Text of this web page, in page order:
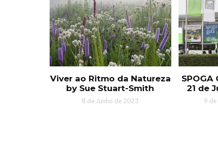
Viver ao Ritmo da Natureza
by Sue Stuart-Smith
8 de Junho de 2023
SPOGA
21 de
9